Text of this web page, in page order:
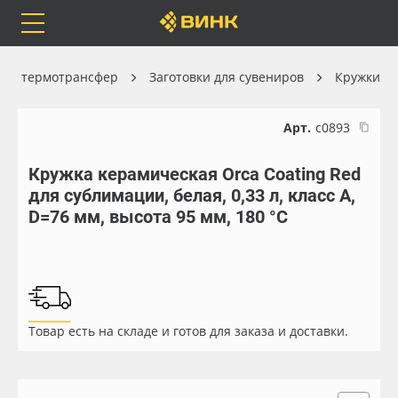
Каталог
Orafol
Доставка
Весь каталог
Рулонные материалы
Листовые материалы
и термотрансфер Заготовки для сувениров Кружки
Арт. с0893
Кружка керамическая Orca Coating Red
для сублимации, белая, 0,33 л, класс А,
D=76 мм, высота 95 мм, 180 °С
Товар есть на складе и готов для заказа и доставки.